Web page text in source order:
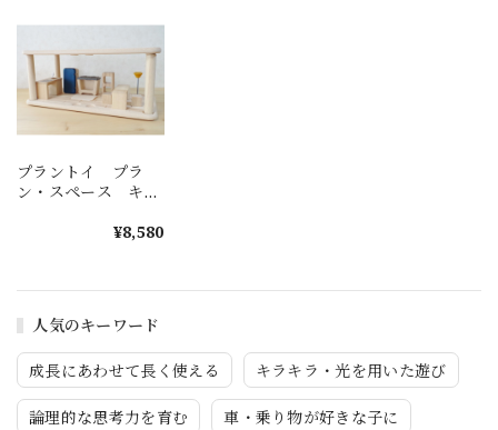
人気のキーワード
成長にあわせて長く使える キラキラ・光を用いた遊び
論理的な思考力を育む 車・乗り物が好きな子に
プラントイ プラ
ン・スペース キッ
¥8,580